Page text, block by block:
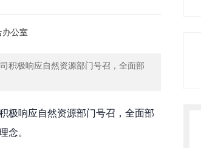
办公室
积极响应自然资源部门号召，全面部
极响应自然资源部门号召，全面部
念。